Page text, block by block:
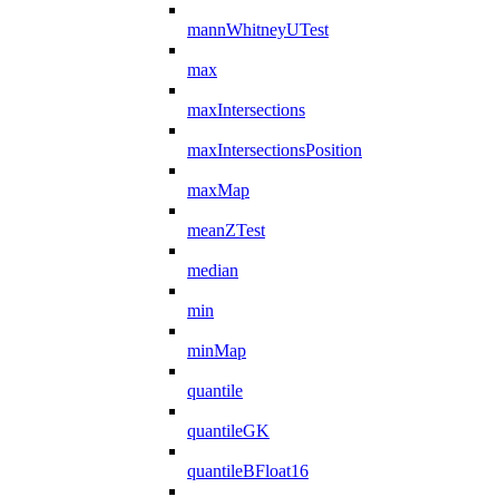
mannWhitneyUTest
max
maxIntersections
maxIntersectionsPosition
maxMap
meanZTest
median
min
minMap
quantile
quantileGK
quantileBFloat16